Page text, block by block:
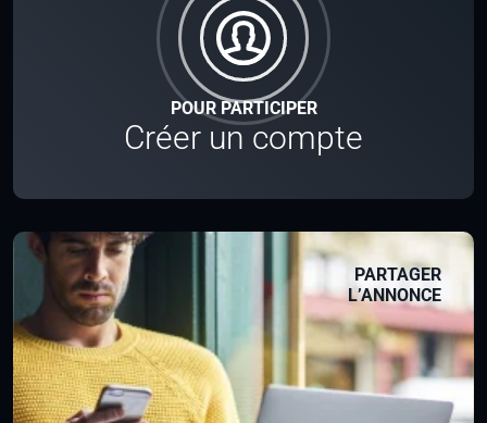
POUR PARTICIPER
Créer un compte
PARTAGER
L’ANNONCE